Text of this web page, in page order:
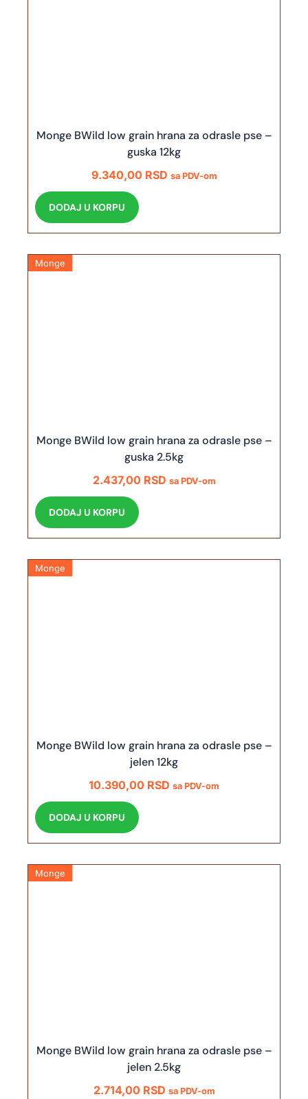
Monge BWild low grain hrana za odrasle pse –
guska 12kg
9.340,00 RSD sa PDV-om
DODAJ U KORPU
Monge
Monge BWild low grain hrana za odrasle pse –
guska 2.5kg
2.437,00 RSD sa PDV-om
DODAJ U KORPU
Monge
Monge BWild low grain hrana za odrasle pse –
jelen 12kg
10.390,00 RSD sa PDV-om
DODAJ U KORPU
Monge
Monge BWild low grain hrana za odrasle pse –
jelen 2.5kg
2.714,00 RSD sa PDV-om